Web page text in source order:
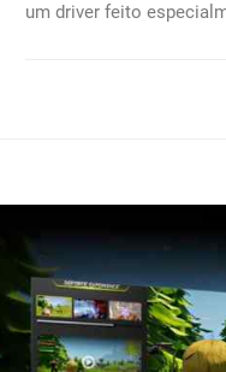
um driver feito